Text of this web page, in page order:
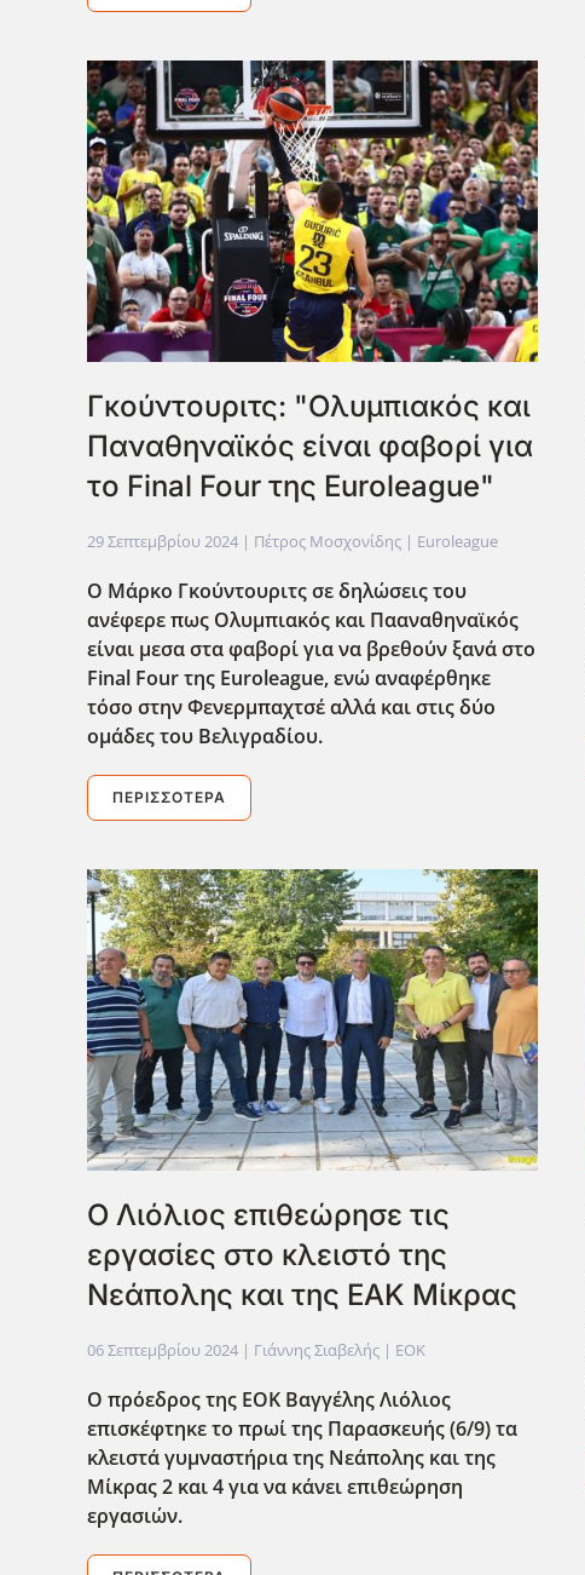
Γκούντουριτς: "Ολυμπιακός και
Παναθηναϊκός είναι φαβορί για
το Final Four της Euroleague"
29 Σεπτεμβρίου 2024 | Πέτρος Μοσχονίδης | Euroleague
Ο Μάρκο Γκούντουριτς σε δηλώσεις του
ανέφερε πως Ολυμπιακός και Πααναθηναϊκός
είναι μεσα στα φαβορί για να βρεθούν ξανά στο
Final Four της Euroleague, ενώ αναφέρθηκε
τόσο στην Φενερμπαχτσέ αλλά και στις δύο
ομάδες του Βελιγραδίου.
ΠΕΡΙΣΣΌΤΕΡΑ
O Λιόλιος επιθεώρησε τις
εργασίες στο κλειστό της
Νεάπολης και της ΕΑΚ Μίκρας
06 Σεπτεμβρίου 2024 | Γιάννης Σιαβελής | EOK
O πρόεδρος της ΕΟΚ Βαγγέλης Λιόλιος
επισκέφτηκε το πρωί της Παρασκευής (6/9) τα
κλειστά γυμναστήρια της Νεάπολης και της
Μίκρας 2 και 4 για να κάνει επιθεώρηση
εργασιών.